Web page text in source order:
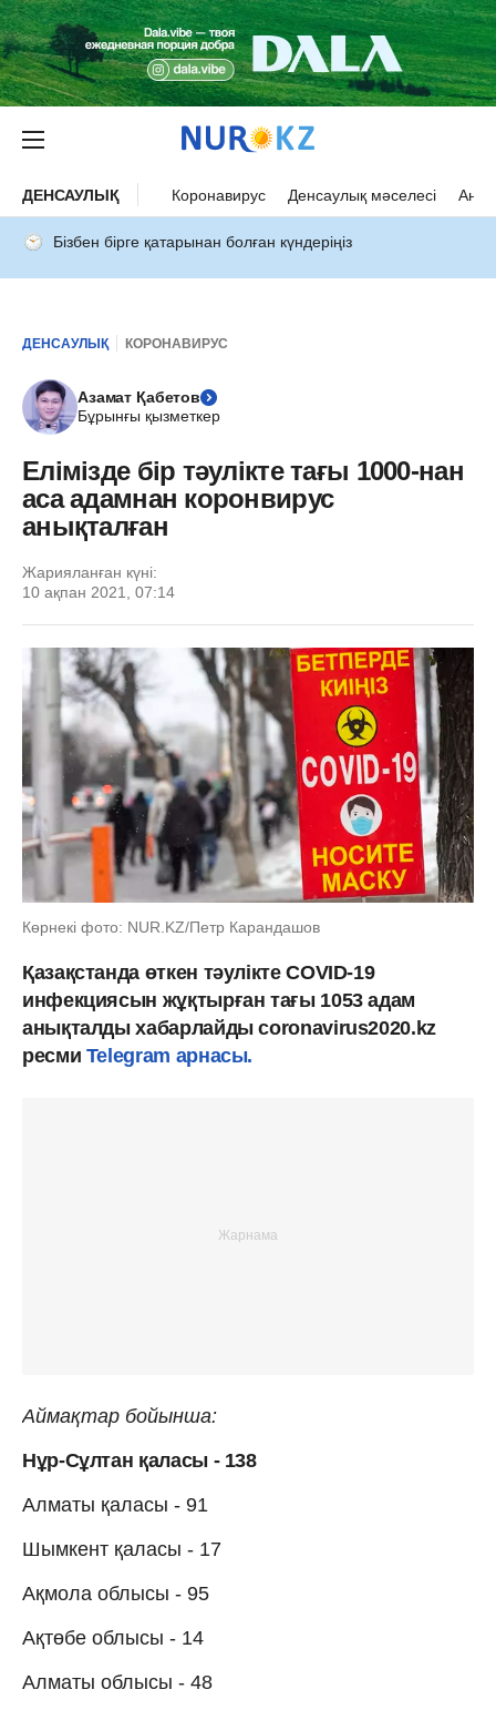
ДЕНСАУЛЫҚ Коронавирус Денсаулық мәселесі Ана
Бізбен бірге қатарынан болған күндеріңіз
ДЕНСАУЛЫҚ КОРОНАВИРУС
Азамат Қабетов
Бұрынғы қызметкер
Елімізде бір тәулікте тағы 1000-нан
аса адамнан коронвирус
анықталған
Жарияланған күні:
10 ақпан 2021, 07:14
Көрнекі фото: NUR.KZ/Петр Карандашов
Қазақстанда өткен тәулікте COVID-19
инфекциясын жұқтырған тағы 1053 адам
анықталды хабарлайды coronavirus2020.kz
ресми Telegram арнасы.
Аймақтар бойынша:
Нұр-Сұлтан қаласы - 138
Алматы қаласы - 91
Шымкент қаласы - 17
Ақмола облысы - 95
Ақтөбе облысы - 14
Алматы облысы - 48